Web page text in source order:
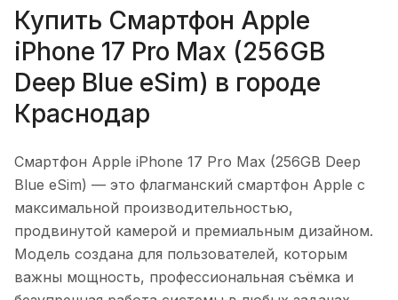
Купить Смартфон Apple
iPhone 17 Pro Max (256GB
Deep Blue eSim) в городе
Краснодар
Смартфон Apple iPhone 17 Pro Max (256GB Deep
Blue eSim) — это флагманский смартфон Apple с
максимальной производительностью,
продвинутой камерой и премиальным дизайном.
Модель создана для пользователей, которым
важны мощность, профессиональная съёмка и